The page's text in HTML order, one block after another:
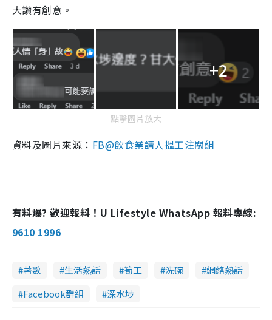
大讚有創意。
+2
點擊圖片放大
資料及圖片來源： FB@飲食業請人搵工注關組
有料爆? 歡迎報料！U Lifestyle WhatsApp 報料專線:
9610 1996
著數 生活熱話 筍工 洗碗
網絡熱話
Facebook群組
深水埗